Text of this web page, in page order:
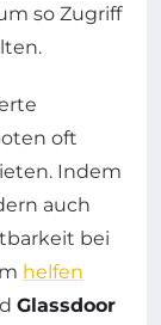
so Zugriff
oft
Indem
auch
bei
helfen
Glassdoor